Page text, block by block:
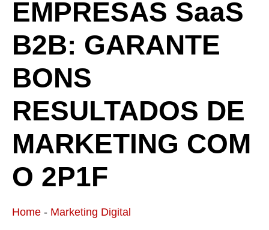
EMPRESAS SaaS
B2B: GARANTE
BONS
RESULTADOS DE
MARKETING COM
O 2P1F
Home - Marketing Digital